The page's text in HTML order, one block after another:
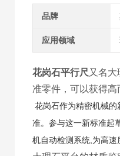
品牌
应用领域
花岗石平行尺 又名
准零件，可以获得
花岗石作为精密机械
准。参与这一新标准起
机自动检测系统 为高速